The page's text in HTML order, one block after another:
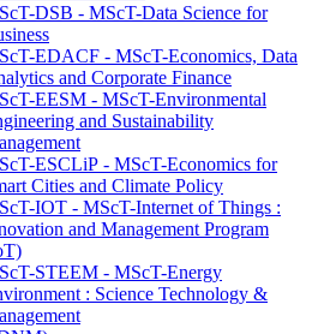
DSB - MScT-Data Science for
EDACF - MScT-Economics, Data
and Corporate Finance
EESM - MScT-Environmental
and Sustainability
ESCLiP - MScT-Economics for
Cities and Climate Policy
IOT - MScT-Internet of Things :
and Management Program
STEEM - MScT-Energy
: Science Technology &